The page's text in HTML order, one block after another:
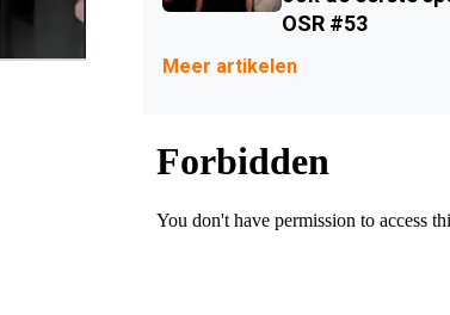
OSR #53
Meer artikelen